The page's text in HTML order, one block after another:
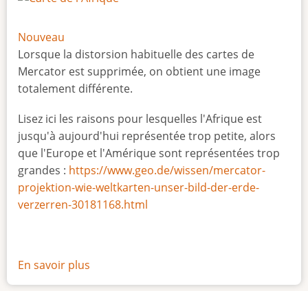
Nouveau
Lorsque la distorsion habituelle des cartes de
Mercator est supprimée, on obtient une image
totalement différente.
Lisez ici les raisons pour lesquelles l'Afrique est
jusqu'à aujourd'hui représentée trop petite, alors
que l'Europe et l'Amérique sont représentées trop
grandes : https://www.geo.de/wissen/mercator-
projektion-wie-weltkarten-unser-bild-der-erde-
verzerren-30181168.html
En savoir plus
La